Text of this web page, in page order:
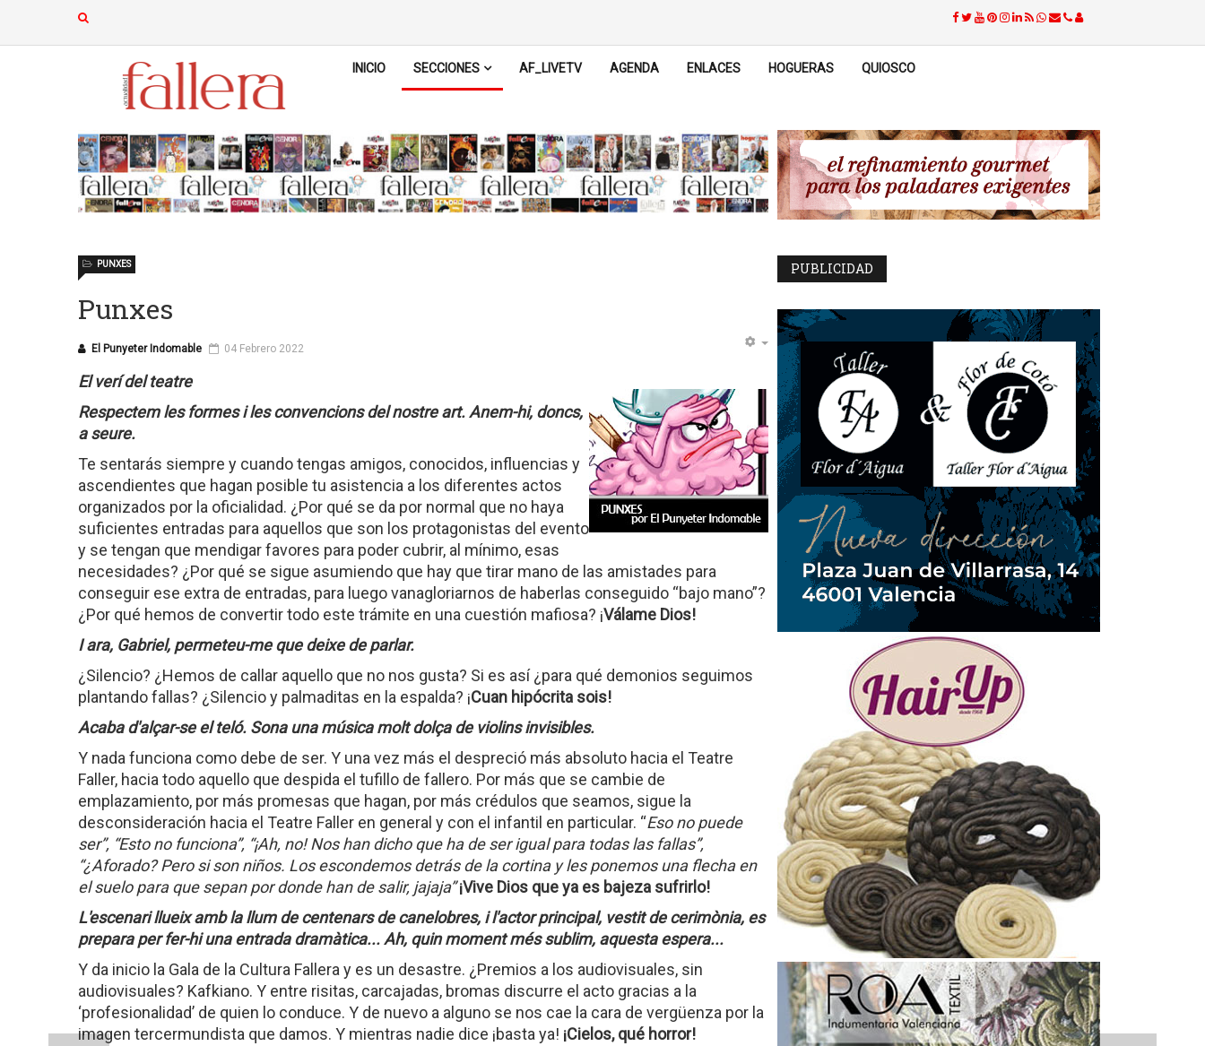
INICIO SECCIONES AF_LIVETV AGENDA ENLACES HOGUERAS QUIOSCO
Punxes
El Punyeter Indomable
PUNXES
04 Febrero 2022
El verí del teatre
Respectem les formes i les convencions del nostre art.Anem-hi, doncs,
a seure.
Te sentarás siempre y cuando tengas amigos, conocidos, influencias y
ascendientes que hagan posible tu asistencia a los diferentes actos
organizados por la oficialidad. ¿Por qué se da por normal que no haya
suficientes entradas para aquellos que son los protagonistas del evento
y se tengan que mendigar favores para poder cubrir, al mínimo, esas
necesidades? ¿Por qué se sigue asumiendo que hay que tirar mano de las amistades para
conseguir ese extra de entradas, para luego vanagloriarnos de haberlas conseguido “bajo mano”?
¿Por qué hemos de convertir todo este trámite en una cuestión mafiosa? ¡Válame Dios!
I ara, Gabriel, permeteu-me que deixe de parlar.
¿Silencio? ¿Hemos de callar aquello que no nos gusta? Si es así ¿para qué demonios seguimos
plantando fallas? ¿Silencio y palmaditas en la espalda? ¡Cuan hipócrita sois!
Acaba d'alçar-se el teló. Sona una música molt dolça de violins invisibles.
Y nada funciona como debe de ser. Y una vez más el despreció más absoluto hacia el Teatre
Faller, hacia todo aquello que despida el tufillo de fallero. Por más que se cambie de
emplazamiento, por más promesas que hagan, por más crédulos que seamos, sigue la
desconsideración hacia el Teatre Faller en general y con el infantil en particular. “Eso no puede
ser”, “Esto no funciona”, “¡Ah, no! Nos han dicho que ha de ser igual para todas las fallas”,
“¿Aforado? Pero si son niños. Los escondemos detrás de la cortina y les ponemos una flecha en
el suelo para que sepan por donde han de salir, jajaja”¡Vive Dios que ya es bajeza sufrirlo!
L'escenari llueix amb la llum de centenars de canelobres, i l'actor principal, vestit de cerimònia, es
prepara per fer-hi una entrada dramàtica... Ah, quin moment més sublim, aquesta espera...
Y da inicio la Gala de la Cultura Fallera y es un desastre. ¿Premios a los audiovisuales, sin
audiovisuales? Kafkiano. Y entre risitas, carcajadas, bromas discurre el acto gracias a la
‘profesionalidad’ de quien lo conduce. Y de nuevo a alguno se nos cae la cara de vergüenza por la
imagen tercermundista que damos. Y mientras nadie dice ¡basta ya! ¡Cielos, qué horror!
PUBLICIDAD